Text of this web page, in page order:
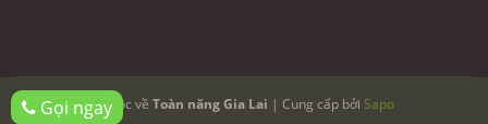
© Bản quyền thuộc về Toàn năng Gia Lai | Cung cấp bởi Sapo
Gọi ngay